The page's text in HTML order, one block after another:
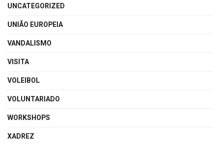
UNCATEGORIZED
UNIÃO EUROPEIA
VANDALISMO
VISITA
VOLEIBOL
VOLUNTARIADO
WORKSHOPS
XADREZ